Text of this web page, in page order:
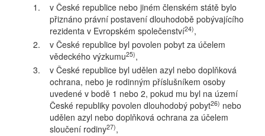
1.
v České republice nebo jiném členském státě bylo
přiznáno právní postavení dlouhodobě pobývajícího
rezidenta v Evropském společenství24),
2.
v České republice byl povolen pobyt za účelem
vědeckého výzkumu25),
3.
v České republice byl udělen azyl nebo doplňková
ochrana, nebo je rodinným příslušníkem osoby
uvedené v bodě 1 nebo 2, pokud mu byl na území
České republiky povolen dlouhodobý pobyt26) nebo
udělen azyl nebo doplňková ochrana za účelem
sloučení rodiny27),